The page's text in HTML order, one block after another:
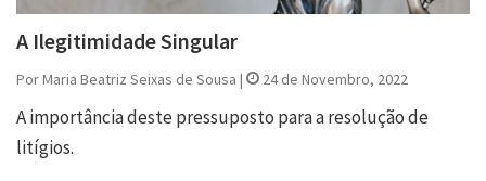
A Ilegitimidade Singular
Por Maria Beatriz Seixas de Sousa | 24 de Novembro, 2022
A importância deste pressuposto para a resolução de
litígios.